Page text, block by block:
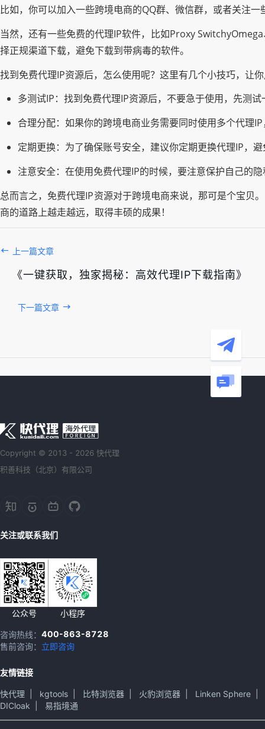
比如，你可以加入一些跨境电商的QQ群、微信群，或者关注
当然，还有一些免费的代理IP软件，比如Proxy
择正规渠道下载，避免下载到带病毒的软件。
找到免费代理IP资源后，怎么使用呢？这里有几个小技巧，让
多测试IP：找到免费代理IP资源后，不要急于使用，先测
合理分配：如果你的跨境电商业务需要同时使用多个代理
定期更换：为了确保账号安全，建议你定期更换代理IP，
注意安全：在使用免费代理IP的时候，要注意保护自己的
总而言之，免费代理IP资源对于跨境电商来说，那可是个宝贝
商的道路上越走越远，取得丰硕的成果！
上一篇文章
《一键获取，独家揭秘：高效代理IP下载指南》
下一篇文章
Copyright © 2013 - 2026 快代理
积善科技（北京）有限公司
关注或联系我们
公众号 小程序
咨询热线： 400-863-8728
售前咨询： 立即咨询
友情链接
快代理 kgtools 比特浏览器 火豹浏览器 Linken Sphere
DICloak
易指境通